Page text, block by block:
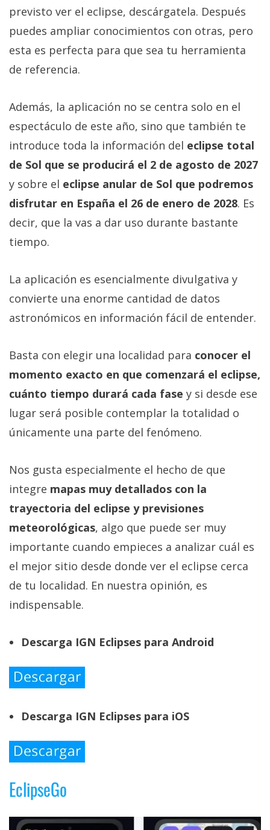
previsto ver el eclipse, descárgatela. Después
puedes ampliar conocimientos con otras, pero
esta es perfecta para que sea tu herramienta
de referencia.
Además, la aplicación no se centra solo en el
espectáculo de este año, sino que también te
introduce toda la información del eclipse total
de Sol que se producirá el 2 de agosto de 2027
y sobre el eclipse anular de Sol que podremos
disfrutar en España el 26 de enero de 2028. Es
decir, que la vas a dar uso durante bastante
tiempo.
La aplicación es esencialmente divulgativa y
convierte una enorme cantidad de datos
astronómicos en información fácil de entender.
Basta con elegir una localidad para conocer el
momento exacto en que comenzará el eclipse,
cuánto tiempo durará cada fase y si desde ese
lugar será posible contemplar la totalidad o
únicamente una parte del fenómeno.
Nos gusta especialmente el hecho de que
integre mapas muy detallados con la
trayectoria del eclipse y previsiones
meteorológicas, algo que puede ser muy
importante cuando empieces a analizar cuál es
el mejor sitio desde donde ver el eclipse cerca
de tu localidad. En nuestra opinión, es
indispensable.
Descarga IGN Eclipses para Android
Descarga IGN Eclipses para iOS
EclipseGo